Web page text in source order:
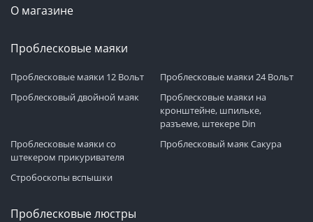
О магазине
Проблесковые маяки
Проблесковые маяки 12 Вольт
Проблесковые маяки 24 Вольт
Проблесковый двойной маяк
Проблесковые маяки на
кронштейне, шпильке,
разъеме, штекере Din
Проблесковые маяки со
штекером прикуривателя
Проблесковый маяк Сакура
Стробоскопы вспышки
Проблесковые люстры